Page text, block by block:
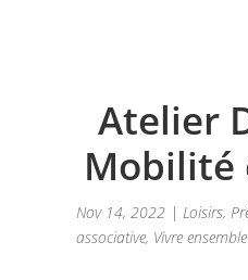
Atelier
Mobilité
Nov 14, 2022| Loisirs,
associative, Vivre ensemble